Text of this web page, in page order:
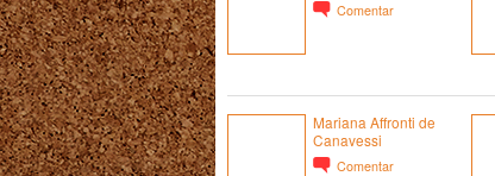
Comentar
Mariana Affronti de
Canavessi
Comentar